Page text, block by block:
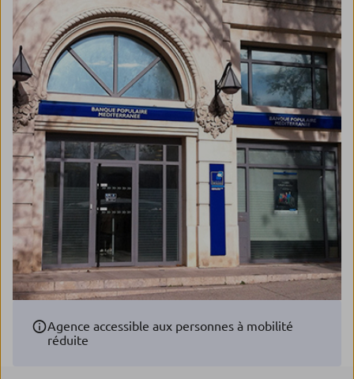
Agence accessible aux personnes à mobilité
réduite